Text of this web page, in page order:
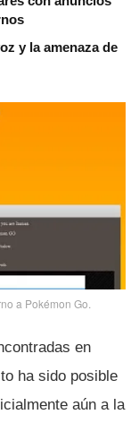
y la amenaza de
a Pokémon Go.
en
ha sido posible
aún a la